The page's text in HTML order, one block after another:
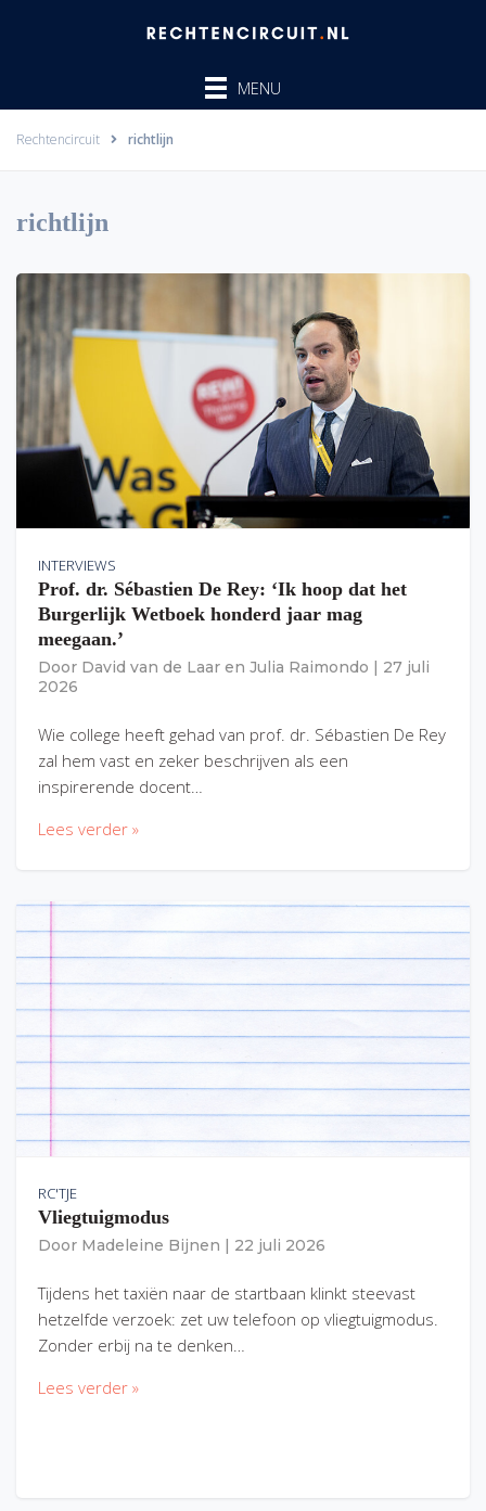
MENU
Rechtencircuit richtlijn
richtlijn
INTERVIEWS
Prof. dr. Sébastien De Rey: ‘Ik hoop dat het
Burgerlijk Wetboek honderd jaar mag
meegaan.’
Door David van de Laar en Julia Raimondo
27 juli
2026
Wie college heeft gehad van prof. dr. Sébastien De Rey
zal hem vast en zeker beschrijven als een
inspirerende docent…
Lees verder »
RC'TJE
Vliegtuigmodus
Door Madeleine Bijnen 22 juli 2026
Tijdens het taxiën naar de startbaan klinkt steevast
hetzelfde verzoek: zet uw telefoon op vliegtuigmodus.
Zonder erbij na te denken…
Lees verder »